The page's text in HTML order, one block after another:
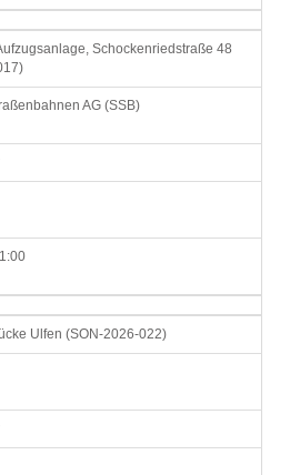
Schockenriedstraße 48
AG (SSB)
Ulfen (SON-2026-022)